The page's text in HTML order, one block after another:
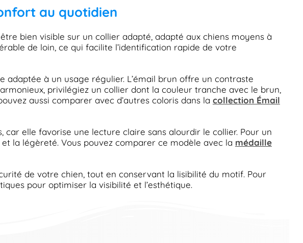
au quotidien
bien visible sur un collier adapté, adapté aux chiens moyens à
de loin, ce qui facilite l’identification rapide de votre
adaptée à un usage régulier. L’émail brun offre un contraste
privilégiez un collier dont la couleur tranche avec le brun,
aussi comparer avec d’autres coloris dans la collection Émail
elle favorise une lecture claire sans alourdir le collier. Pour un
la légèreté. Vous pouvez comparer ce modèle avec la médaille
de votre chien, tout en conservant la lisibilité du motif. Pour
pour optimiser la visibilité et l’esthétique.